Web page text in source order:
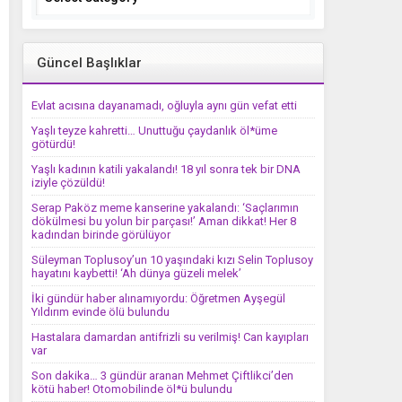
Güncel Başlıklar
Evlat acısına dayanamadı, oğluyla aynı gün vefat etti
Yaşlı teyze kahretti… Unuttuğu çaydanlık öl*üme
götürdü!
Yaşlı kadının katili yakalandı! 18 yıl sonra tek bir DNA
iziyle çözüldü!
Serap Paköz meme kanserine yakalandı: ‘Saçlarımın
dökülmesi bu yolun bir parçası!’ Aman dikkat! Her 8
kadından birinde görülüyor
Süleyman Toplusoy’un 10 yaşındaki kızı Selin Toplusoy
hayatını kaybetti! ‘Ah dünya güzeli melek’
İki gündür haber alınamıyordu: Öğretmen Ayşegül
Yıldırım evinde ölü bulundu
Hastalara damardan antifrizli su verilmiş! Can kayıpları
var
Son dakika… 3 gündür aranan Mehmet Çiftlikci’den
kötü haber! Otomobilinde öl*ü bulundu